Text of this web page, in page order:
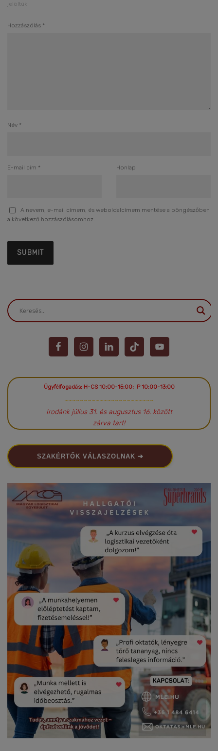
jelöltük
Hozzászólás *
Név *
E-mail cím * Honlap
A nevem, e-mail címem, és weboldalcímem mentése a böngészőben
a következő hozzászólásomhoz.
Ügyfélfogadás: H-CS 10:00-15:00; P 10:00-13:00
~~~~~~~~~~~~~~~~~~~~~~~
Irodánk július 31. és augusztus 16. között
zárva tart!
SZAKÉRTŐK VÁLASZOLNAK ➔